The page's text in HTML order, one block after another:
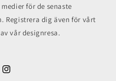
för de senaste
Registrera dig även för vårt
vår designresa.
Instagram